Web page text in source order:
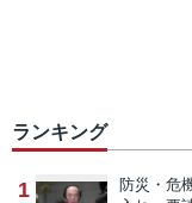
ランキング
1 防災・危